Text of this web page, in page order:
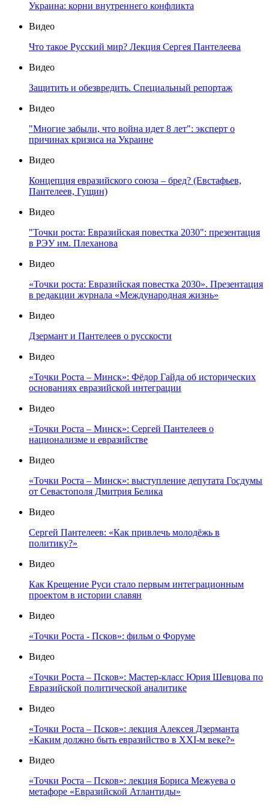
Украина: корни внутреннего конфликта
Видео
Что такое Русский мир? Лекция Сергея Пантелеева
Видео
Защитить и обезвредить. Специальный репортаж
Видео
"Многие забыли, что война идет 8 лет": эксперт о
причинах кризиса на Украине
Видео
Концепция евразийского союза – бред? (Евстафьев,
Пантелеев, Гущин)
Видео
"Точки роста: Евразийская повестка 2030": презентация
в РЭУ им. Плеханова
Видео
«Точки роста: Евразийская повестка 2030». Презентация
в редакции журнала «Международная жизнь»
Видео
Дзермант и Пантелеев о русскости
Видео
«Точки Роста – Минск»: Фёдор Гайда об исторических
основаниях евразийской интеграции
Видео
«Точки Роста – Минск»: Сергей Пантелеев о
национализме и евразийстве
Видео
«Точки Роста – Минск»: выступление депутата Госдумы
от Севастополя Дмитрия Белика
Видео
Сергей Пантелеев: «Как привлечь молодёжь в
политику?»
Видео
Как Крещение Руси стало первым интеграционным
проектом в истории славян
Видео
«Точки Роста - Псков»: фильм о Форуме
Видео
«Точки Роста – Псков»: Мастер-класс Юрия Шевцова по
Евразийской политической аналитике
Видео
«Точки Роста – Псков»: лекция Алексея Дзерманта
«Каким должно быть евразийство в XXI-м веке?»
Видео
«Точки Роста – Псков»: лекция Бориса Межуева о
метафоре «Евразийской Атлантиды»